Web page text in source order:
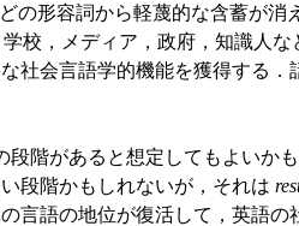
の形容詞から軽蔑的な含蓄が
学校，メディア，政府，知識人
社会言語学的機能を獲得する
階があると想定してもよいか
段階かもしれないが，それは
言語の地位が復活して，英語